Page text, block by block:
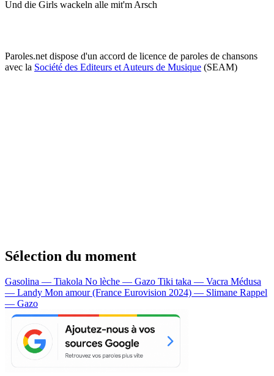
Und die Girls wackeln alle mit'm Arsch
Paroles.net dispose d'un accord de licence de paroles de chansons
avec la Société des Editeurs et Auteurs de Musique (SEAM)
Sélection du moment
Gasolina — Tiakola No lèche — Gazo Tiki taka — Vacra Médusa
— Landy Mon amour (France Eurovision 2024) — Slimane Rappel
— Gazo